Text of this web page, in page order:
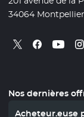
34064
Retrouvez nous
- Nouvelle
Retrouvez
- -
Nos dernières
Acheteur.euse